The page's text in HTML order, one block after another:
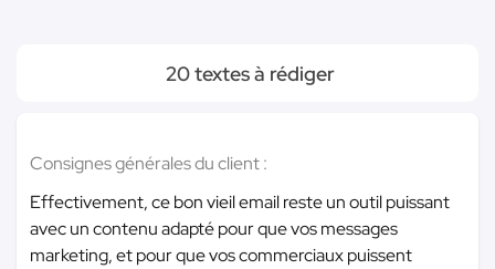
20 textes à rédiger
Consignes générales du client :
Effectivement, ce bon vieil email reste un outil puissant
avec un contenu adapté pour que vos messages
marketing, et pour que vos commerciaux puissent